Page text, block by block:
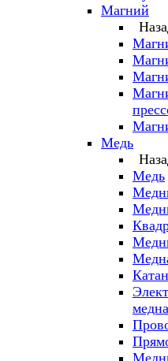
Магний
Медь
Медь